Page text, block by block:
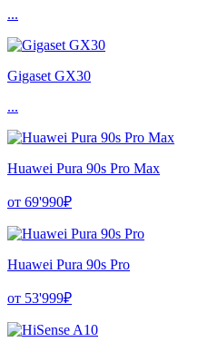
...
Gigaset GX30
...
Huawei Pura 90s Pro Max
от 69'990₽
Huawei Pura 90s Pro
от 53'999₽